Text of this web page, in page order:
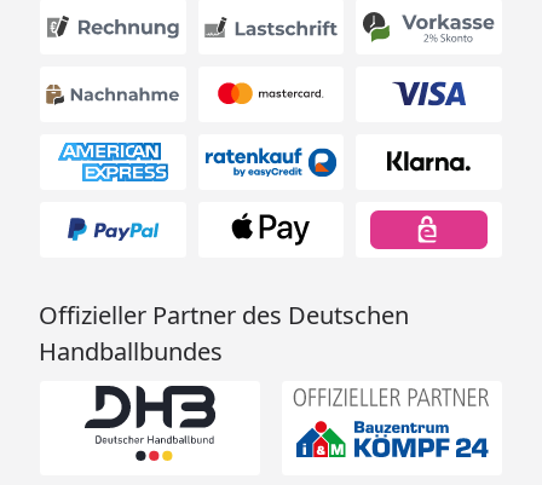
Offizieller Partner des Deutschen
Handballbundes